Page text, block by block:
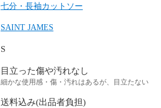
七分・長袖カットソー
SAINT JAMES
S
目立った傷や汚れなし
細かな使用感・傷・汚れはあるが、目立たない
送料込み(出品者負担)